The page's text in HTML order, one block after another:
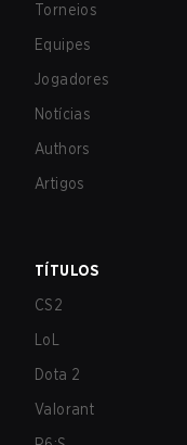
Torneios
Equipes
Jogadores
Notícias
Authors
Artigos
TÍTULOS
CS2
LoL
Dota 2
Valorant